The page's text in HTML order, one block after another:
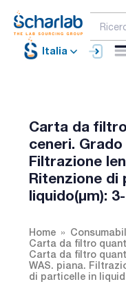
Italia
Carta da
ceneri. Grado
Filtrazione
Ritenzione di
liquido(µm):
Home
Carta da filtro
Carta da filtro
WAS. piana.
di particelle in